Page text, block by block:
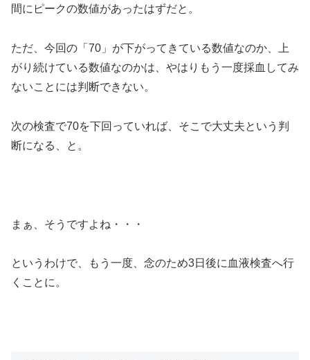
間にピークの数値があったはずだと。
ただ、今回の「70」が下がってきている数値なのか、上
がり続けている数値なのかは、やはりもう一度採血してみ
ないことには判断できない。
次の検査で70を下回っていれば、そこで大丈夫という判
断になる、と。
まぁ、そうですよね・・・
というわけで、もう一度、念のため3日後に血液検査へ行
くことに。